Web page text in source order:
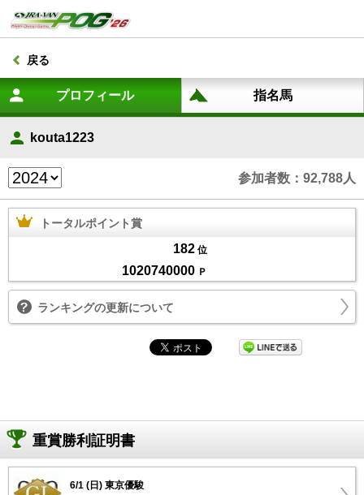
戻る
kouta1223
参加者数：92,788人
トータルポイント賞
182 位
1020740000 Ｐ
ランキングの更新について
重賞勝利証明書
6/1 (日) 東京優駿